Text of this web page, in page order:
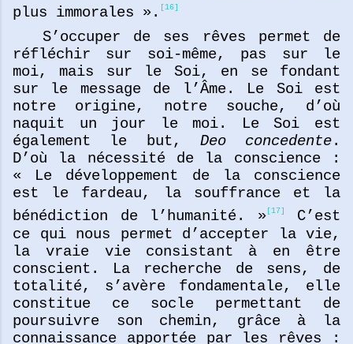
plus immorales ».
[16]
S’occuper de ses rêves permet de
réfléchir sur soi-même, pas sur le
moi, mais sur le Soi, en se fondant
sur le message de l’Âme. Le Soi est
notre origine, notre souche, d’où
naquit un jour le moi. Le Soi est
également le but, Deo concedente.
D’où la nécessité de la conscience :
« Le développement de la conscience
est le fardeau, la souffrance et la
bénédiction de l’humanité. » [17]
C’est
ce qui nous permet d’accepter la vie,
la vraie vie consistant à en être
conscient. La recherche de sens, de
totalité, s’avère fondamentale, elle
constitue ce socle permettant de
poursuivre son chemin, grâce à la
connaissance apportée par les rêves :